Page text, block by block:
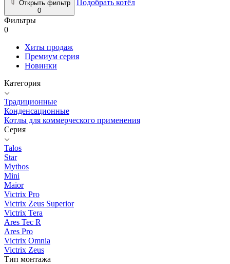
Открыть фильтр
0
Подобрать котёл
Фильтры
0
Хиты продаж
Премиум серия
Новинки
Категория
Традиционные
Конденсационные
Котлы для коммерческого применения
Серия
Talos
Star
Mythos
Mini
Maior
Victrix Pro
Victrix Zeus Superior
Victrix Tera
Ares Tec R
Ares Pro
Victrix Omnia
Victrix Zeus
Тип монтажа